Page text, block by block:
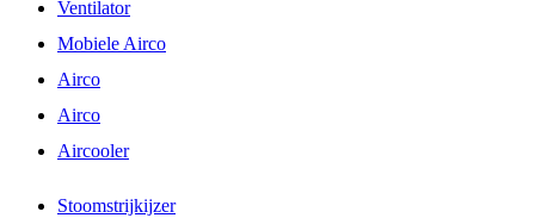
Ventilator
Mobiele Airco
Airco
Airco
Aircooler
Stoomstrijkijzer